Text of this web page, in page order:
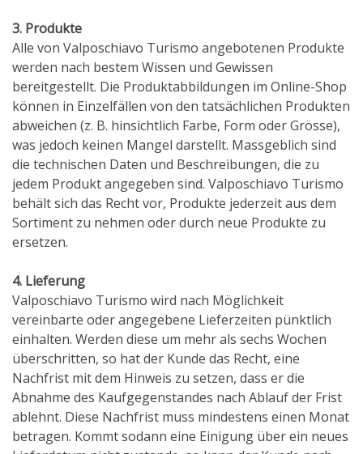
3. Produkte
Alle von Valposchiavo Turismo angebotenen Produkte
werden nach bestem Wissen und Gewissen
bereitgestellt. Die Produktabbildungen im Online-Shop
können in Einzelfällen von den tatsächlichen Produkten
abweichen (z. B. hinsichtlich Farbe, Form oder Grösse),
was jedoch keinen Mangel darstellt. Massgeblich sind
die technischen Daten und Beschreibungen, die zu
jedem Produkt angegeben sind. Valposchiavo Turismo
behält sich das Recht vor, Produkte jederzeit aus dem
Sortiment zu nehmen oder durch neue Produkte zu
ersetzen.
4. Lieferung
Valposchiavo Turismo wird nach Möglichkeit
vereinbarte oder angegebene Lieferzeiten pünktlich
einhalten. Werden diese um mehr als sechs Wochen
überschritten, so hat der Kunde das Recht, eine
Nachfrist mit dem Hinweis zu setzen, dass er die
Abnahme des Kaufgegenstandes nach Ablauf der Frist
ablehnt. Diese Nachfrist muss mindestens einen Monat
betragen. Kommt sodann eine Einigung über ein neues